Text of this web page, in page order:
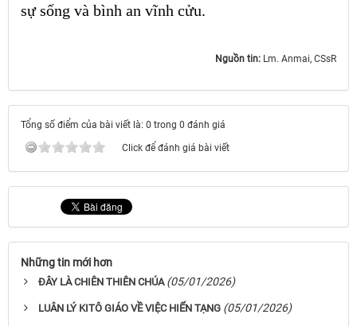
sự sống và bình an vĩnh cửu.
Nguồn tin: Lm. Anmai, CSsR
Tổng số điểm của bài viết là: 0 trong 0 đánh giá
Click để đánh giá bài viết
Những tin mới hơn
ĐÂY LÀ CHIÊN THIÊN CHÚA (05/01/2026)
LUÂN LÝ KITÔ GIÁO VỀ VIỆC HIẾN TẠNG (05/01/2026)